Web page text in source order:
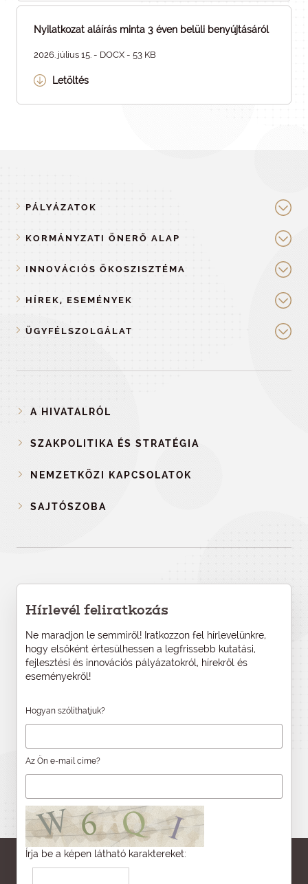
Nyilatkozat aláírás minta 3 éven belüli benyújtásáról
2026. július 15. - DOCX - 53 KB
Letöltés
PÁLYÁZATOK
KORMÁNYZATI ÖNERŐ ALAP
INNOVÁCIÓS ÖKOSZISZTÉMA
HÍREK, ESEMÉNYEK
ÜGYFÉLSZOLGÁLAT
A HIVATALRÓL
SZAKPOLITIKA ÉS STRATÉGIA
NEMZETKÖZI KAPCSOLATOK
SAJTÓSZOBA
Hírlevél feliratkozás
Ne maradjon le semmiről! Iratkozzon fel hírlevelünkre,
hogy elsőként értesülhessen a legfrissebb kutatási,
fejlesztési és innovációs pályázatokról, hírekről és
eseményekről!
Hogyan szólíthatjuk?
Az Ön e-mail címe?
Írja be a képen látható karaktereket: